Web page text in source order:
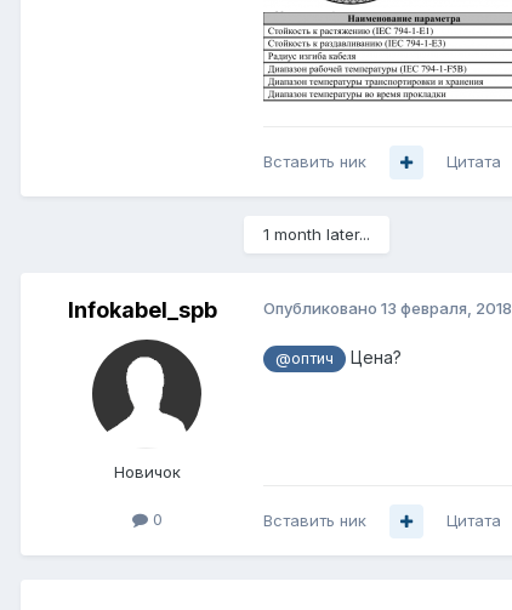
Вставить ник Цитата
1 month later...
Infokabel_spb
Новичок
0
Опубликовано 13 февраля, 2018
@оптич Цена?
Вставить ник Цитата